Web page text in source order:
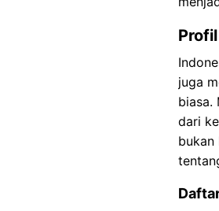
juga
biasa.
dari
bukan